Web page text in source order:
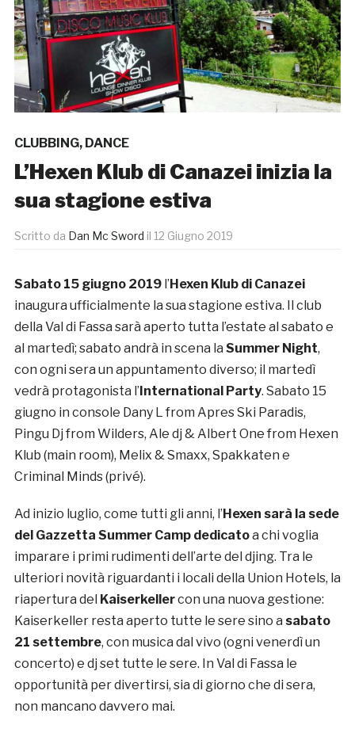
CLUBBING, DANCE
L’Hexen Klub di Canazei inizia la
sua stagione estiva
Scritto da Dan Mc Sword il 12 Giugno 2019
Sabato 15 giugno 2019l’ Hexen Klub di Canazei
inaugura ufficialmente la sua stagione estiva. Il club
della Val di Fassa sarà aperto tutta l’estate al sabato e
al martedì; sabato andrà in scena la Summer Night,
con ogni sera un appuntamento diverso; il martedì
vedrà protagonista l’ International Party. Sabato 15
giugno in console Dany L from Apres Ski Paradis,
Pingu Dj from Wilders, Ale dj & Albert One from Hexen
Klub (main room), Melix & Smaxx, Spakkaten e
Criminal Minds (privé).
Ad inizio luglio, come tutti gli anni, l’ Hexen sarà la sede
del Gazzetta Summer Camp dedicatoa chi voglia
imparare i primi rudimenti dell’arte del djing. Tra le
ulteriori novità riguardanti i locali della Union Hotels, la
riapertura del Kaiserkellercon una nuova gestione:
Kaiserkeller resta aperto tutte le sere sino a sabato
21 settembre, con musica dal vivo (ogni venerdì un
concerto) e dj set tutte le sere. In Val di Fassa le
opportunità per divertirsi, sia di giorno che di sera,
non mancano davvero mai.